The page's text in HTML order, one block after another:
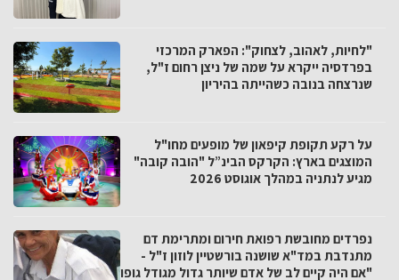
"לחיות, לאהוב, לצחוק": הפארק המרכזי
בפרדסיה ייקרא על שמה של ניצן רחום ז"ל,
שנרצחה בנובה כשהייתה בהיריון
על רקע תקופת קיפאון של מופעים מחו"ל
המוצגים בארץ: הקרקס הבינ”ל "הובה קובה"
מגיע לנתניה במהלך אוגוסט 2026
נפרדים מחובשת רפואת חירום ומתרימת דם
מתנדבת במד"א שושנה בורשטיין לוזון ז"ל -
"אם היה קיים לב של אדם שיותר גדול מגודל גופו